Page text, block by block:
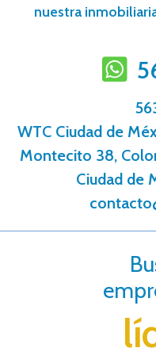
nuestra
WTC Ciudad de
Montecito 38,
Ciudad de